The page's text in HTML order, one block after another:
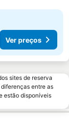
Ver preços
sites de reserva
entre as
estão disponíveis